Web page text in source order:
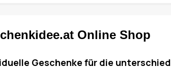
Online Shop
Geschenke für die